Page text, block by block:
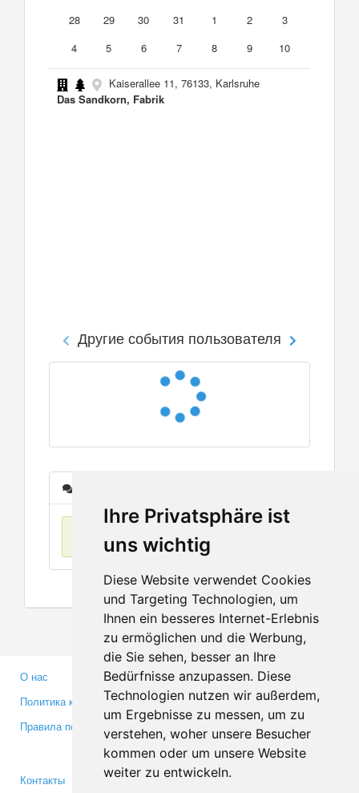
Ihre Privatsphäre ist
uns wichtig
Diese Website verwendet Cookies
und Targeting Technologien, um
Ihnen ein besseres Internet-Erlebnis
zu ermöglichen und die Werbung,
die Sie sehen, besser an Ihre
Bedürfnisse anzupassen. Diese
Technologien nutzen wir außerdem,
um Ergebnisse zu messen, um zu
verstehen, woher unsere Besucher
kommen oder um unsere Website
weiter zu entwickeln.
28
29 30 31 1 2
3
4
5 6 7 8 9 10
Kaiserallee 11, 76133, Karlsruhe
Das Sandkorn, Fabrik
Другие события пользователя
О нас
Политика конфиденциальности
Правила пользования
Партнерам
Инвесторам
Медиа
Контакты
Facebook